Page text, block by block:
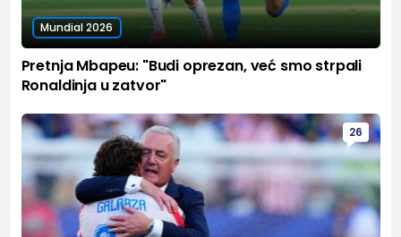
Mundial 2026
Pretnja Mbapeu: "Budi oprezan, već smo strpali
Ronaldinja u zatvor"
26